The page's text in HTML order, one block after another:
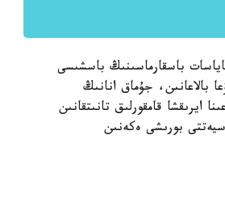
باسقارماسىنىڭ باسشىسى
بالاعانىن، جۇماق انانىڭ
ايرىقشا قامقورلىق تانىتقانىن
بورىشى ەكەنىن